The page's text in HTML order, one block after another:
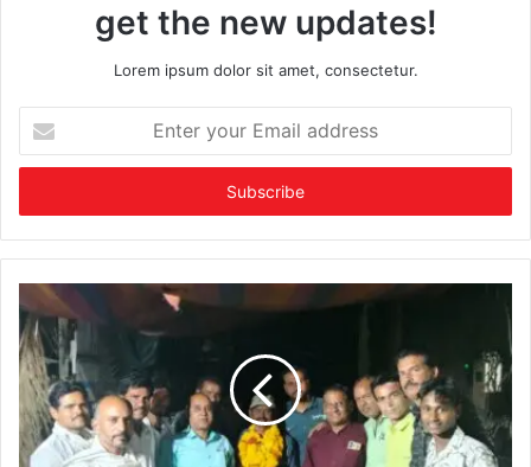
get the new updates!
Lorem ipsum dolor sit amet, consectetur.
your
Email